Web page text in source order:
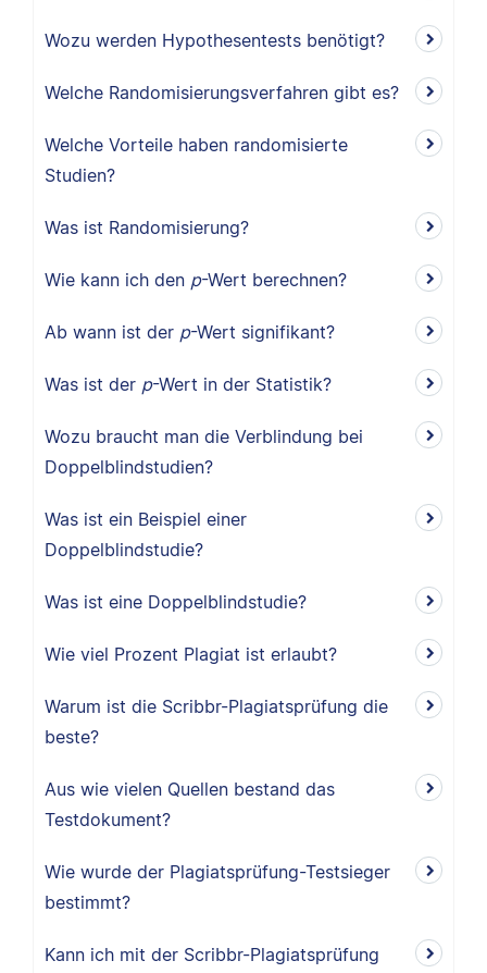
Wozu werden Hypothesentests benötigt?
Welche Randomisierungsverfahren gibt es?
Welche Vorteile haben randomisierte
Studien?
Was ist Randomisierung?
Wie kann ich den p-Wert berechnen?
Ab wann ist der p-Wert signifikant?
Was ist der p-Wert in der Statistik?
Wozu braucht man die Verblindung bei
Doppelblindstudien?
Was ist ein Beispiel einer
Doppelblindstudie?
Was ist eine Doppelblindstudie?
Wie viel Prozent Plagiat ist erlaubt?
Warum ist die Scribbr-Plagiatsprüfung die
beste?
Aus wie vielen Quellen bestand das
Testdokument?
Wie wurde der Plagiatsprüfung-Testsieger
bestimmt?
Kann ich mit der Scribbr-Plagiatsprüfung